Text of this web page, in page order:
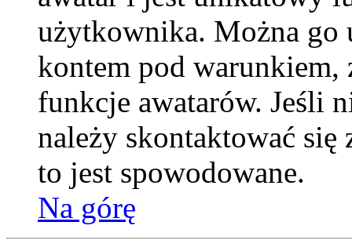
użytkownika. Można go
kontem pod warunkiem,
funkcje awatarów. Jeśli
należy skontaktować
to jest spowodowane.
Na górę